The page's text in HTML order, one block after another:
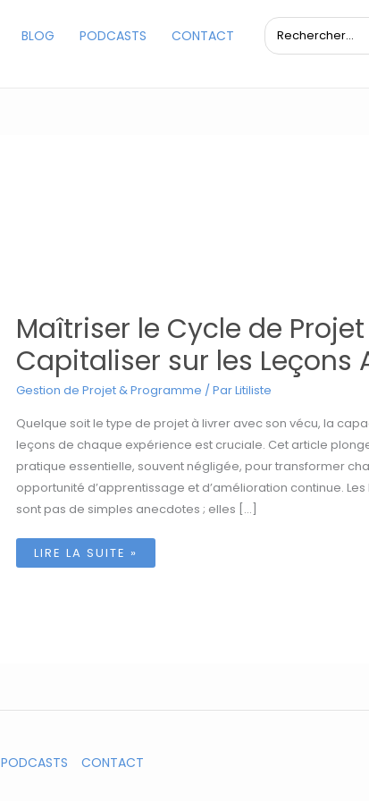
BLOG PODCASTS CONTACT
Rechercher:
Maîtriser le Cycle de Projet
Capitaliser sur les Leçons
Gestion de Projet & Programme / ParLitiliste
Quelque soit le type de projet à livrer avec son vécu, la
leçons de chaque expérience est cruciale. Cet article
pratique essentielle, souvent négligée, pour transformer
opportunité d’apprentissage et d’amélioration continue.
sont pas de simples anecdotes ; elles […]
MAÎTRISER
LIRE LA SUITE »
PODCASTS CONTACT